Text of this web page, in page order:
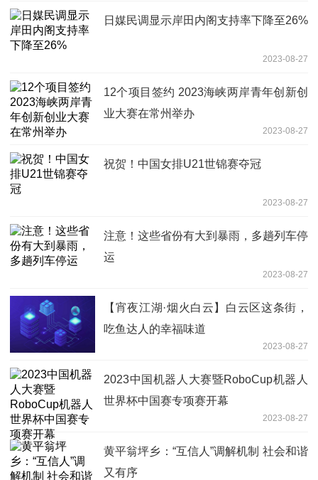
日媒民调显示岸田内阁支持率下降至26%
2023-08-27
12个项目签约 2023海峡两岸青年创新创
业大赛在常州举办
2023-08-27
祝贺！中国女排U21世锦赛夺冠
2023-08-27
注意！这些省份有大到暴雨，多趟列车停
运
2023-08-27
【宵夜江湖·烟火白云】白云区这条街，
吃鱼达人的幸福味道
2023-08-27
2023中国机器人大赛暨RoboCup机器人
世界杯中国赛专项赛开幕
2023-08-27
黄平翁坪乡：“互信人”调解机制 社会和谐
又有序